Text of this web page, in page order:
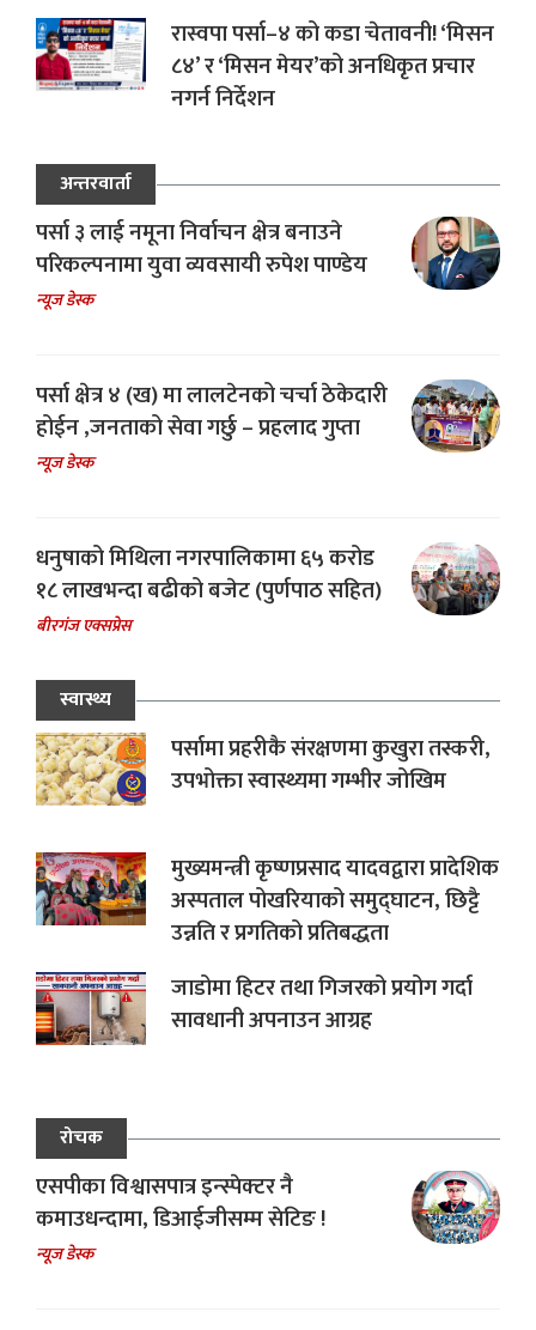
रास्वपा पर्सा–४ को कडा चेतावनी! ‘मिसन
८४’ र ‘मिसन मेयर’को अनधिकृत प्रचार
नगर्न निर्देशन
अन्तरवार्ता
पर्सा ३ लाई नमूना निर्वाचन क्षेत्र बनाउने
परिकल्पनामा युवा व्यवसायी रुपेश पाण्डेय
न्यूज डेस्क
पर्सा क्षेत्र ४ (ख) मा लालटेनको चर्चा ठेकेदारी
होईन ,जनताको सेवा गर्छु – प्रहलाद गुप्ता
न्यूज डेस्क
धनुषाको मिथिला नगरपालिकामा ६५ करोड
१८ लाखभन्दा बढीको बजेट (पुर्णपाठ सहित)
बीरगंज एक्सप्रेस
स्वास्थ्य
पर्सामा प्रहरीकै संरक्षणमा कुखुरा तस्करी,
उपभोक्ता स्वास्थ्यमा गम्भीर जोखिम
मुख्यमन्त्री कृष्णप्रसाद यादवद्वारा प्रादेशिक
अस्पताल पोखरियाको समुद्घाटन, छिट्टै
उन्नति र प्रगतिको प्रतिबद्धता
जाडोमा हिटर तथा गिजरको प्रयोग गर्दा
सावधानी अपनाउन आग्रह
रोचक
एसपीका विश्वासपात्र इन्स्पेक्टर नै
कमाउधन्दामा, डिआईजीसम्म सेटिङ !
न्यूज डेस्क